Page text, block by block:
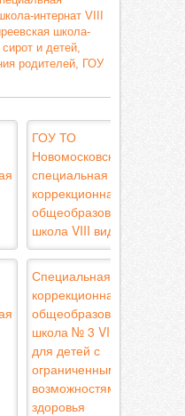
интернат VIII
школа-
и детей,
родителей, ГОУ
ГОУ ТО
Новомосковская
специальная
коррекционная
общеобразовательная
школа VIII вида
Специальная
коррекционная
общеобразовательная
школа № 3 VIII вида
для детей с
ограниченными
возможностями
здоровья